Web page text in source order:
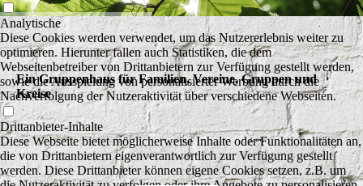
Ein Gruppenhaus für Familien, Vereine, Gruppen und
Kreise
Analytische
Diese Cookies werden verwendet, um das Nutzererlebnis weiter zu
optimieren. Hierunter fallen auch Statistiken, die dem
Webseitenbetreiber von Drittanbietern zur Verfügung gestellt werden,
sowie die Ausspielung von personalisierter Werbung durch die
Nachverfolgung der Nutzeraktivität über verschiedene Webseiten.
Drittanbieter-Inhalte
Diese Webseite bietet möglicherweise Inhalte oder Funktionalitäten an,
die von Drittanbietern eigenverantwortlich zur Verfügung gestellt
werden. Diese Drittanbieter können eigene Cookies setzen, z.B. um